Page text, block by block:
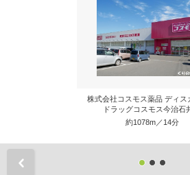
株式会社コスモス薬品 ディス
ドラッグコスモス今治石
約1078m／14分